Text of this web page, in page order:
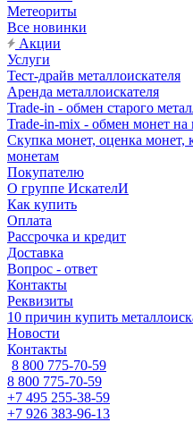
Метеориты
Все новинки
Акции
Услуги
Тест-драйв металлоискателя
Аренда металлоискателя
Trade-in - обмен старого
Trade-in-mix - обмен монет на
Скупка монет, оценка монет,
монетам
Покупателю
О группе ИскателИ
Как купить
Оплата
Рассрочка и кредит
Доставка
Вопрос - ответ
Контакты
Реквизиты
10 причин купить
Новости
Контакты
8 800 775-70-59
8 800 775-70-59
+7 495 255-38-59
+7 926 383-96-13